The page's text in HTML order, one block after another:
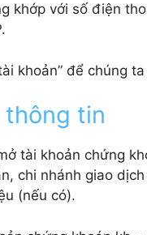
khớp với số điện
khoản” để chúng
thông tin
tài khoản chứng
chi nhánh giao
(nếu có).